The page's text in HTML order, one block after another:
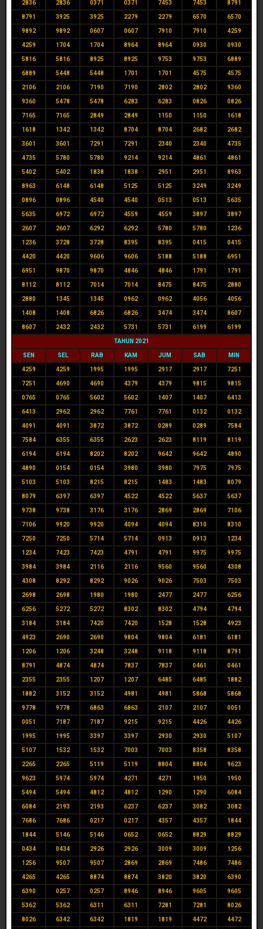
2836 2836 0371 0371 7453 7453 8791
8791 3925 3925 2279 2279 6570 6570
9892 9892 0607 0607 7910 7910 4259
4259 1704 1704 8964 8964 0930 0930
5816 5816 8925 8925 9753 9753 6889
6889 5448 5448 1701 1701 4575 4575
2106 2106 7190 7190 2802 2802 9360
9360 5478 5478 6283 6283 0826 0826
7165 7165 2849 2849 1150 1150 1618
1618 1342 1342 8704 8704 2682 2682
3601 3601 7291 7291 2340 2340 4735
4735 5780 5780 9214 9214 4861 4861
5402 5402 1838 1838 2951 2951 8963
8963 6148 6148 5125 5125 3249 3249
0896 0896 4540 4540 0513 0513 5635
5635 6972 6972 4559 4559 3897 3897
2607 2607 6292 6292 5780 5780 1236
1236 3728 3728 8395 8395 0415 0415
4420 4420 9606 9606 5188 5188 6951
6951 9870 9870 4846 4846 1791 1791
8112 8112 7014 7014 8475 8475 2880
2880 1345 1345 0962 0962 4056 4056
1408 1408 6826 6826 3474 3474 8607
8607 2432 2432 5731 5731 6199 6199
TAHUN 2021
SEN SEL RAB KAM JUM SAB MIN
4259 4259 1995 1995 2917 2917 7251
7251 4690 4690 4379 4379 9815 9815
0765 0765 5602 5602 1407 1407 6413
6413 2962 2962 7761 7761 0132 0132
4091 4091 3872 3872 0289 0289 7584
7584 6355 6355 2623 2623 8119 8119
6194 6194 8202 8202 9642 9642 4890
4890 0154 0154 3980 3980 7975 7975
5103 5103 8215 8215 1483 1483 8079
8079 6397 6397 4522 4522 5637 5637
9738 9738 3176 3176 2869 2869 7106
7106 9920 9920 4094 4094 8310 8310
7250 7250 5714 5714 0913 0913 1234
1234 7423 7423 4791 4791 9975 9975
3984 3984 2116 2116 9560 9560 4308
4308 8292 8292 9026 9026 7503 7503
2698 2698 1980 1980 2477 2477 6256
6256 5272 5272 8302 8302 4794 4794
3184 3184 7420 7420 1528 1528 4923
4923 2690 2690 9804 9804 6181 6181
1206 1206 3248 3248 9118 9118 8791
8791 4874 4874 7837 7837 0461 0461
2355 2355 1207 1207 6485 6485 1882
1882 3152 3152 4981 4981 5868 5868
9778 9778 6863 6863 2107 2107 0051
0051 7187 7187 9215 9215 4426 4426
1995 1995 3397 3397 2930 2930 5107
5107 1532 1532 7003 7003 8358 8358
2265 2265 5119 5119 8804 8804 9623
9623 5974 5974 4271 4271 1950 1950
5494 5494 4812 4812 1290 1290 6084
6084 2193 2193 6237 6237 3082 3082
7686 7686 0217 0217 4357 4357 1844
1844 5146 5146 0652 0652 8829 8829
0434 0434 2926 2926 3009 3009 1256
1256 9507 9507 2869 2869 7486 7486
4265 4265 8874 8874 3820 3820 6390
6390 0257 0257 8946 8946 9605 9605
5362 5362 6311 6311 7281 7281 8026
8026 6342 6342 1819 1819 4472 4472